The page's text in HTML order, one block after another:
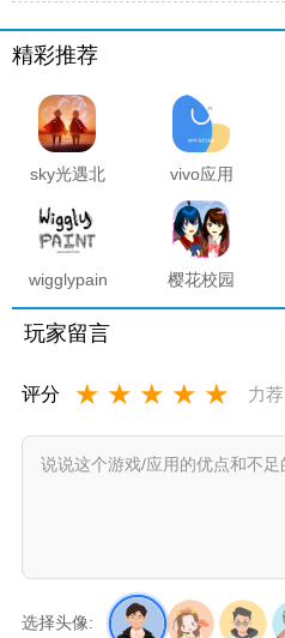
精彩推荐
sky光遇北
解锁版
vivo应用
正版
wigglypaint
软件
樱花校园
玩家留言
评分 ★ ★ ★ ★ ★ 力荐
选择头像: